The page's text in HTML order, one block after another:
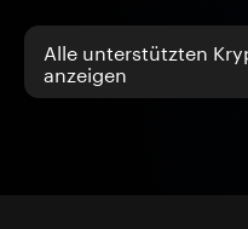
Alle unterstützten
anzeigen